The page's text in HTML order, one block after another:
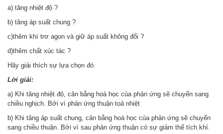
a) tăng nhiệt độ ?
b) tăng áp suất chung ?
c)thêm khí trơ agon và giữ áp suất không đổi ?
d)thêm chất xúc tác ?
Hãy giải thích sự lựa chọn đó.
Lời giải:
a) Khi tăng nhiệt độ, cân bằng hoá học của phản ứng sẽ chuyển sang
chiều nghịch. Bởi vì phản ứng thuận toả nhiệt
b) Khi tăng áp suất chung, cân bằng hoá học của phản ứng sẽ chuyển
sang chiều thuận. Bởi vì sau phản ứng thuận có sự giảm thể tích khí.